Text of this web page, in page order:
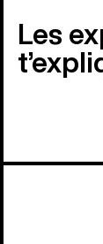
Les